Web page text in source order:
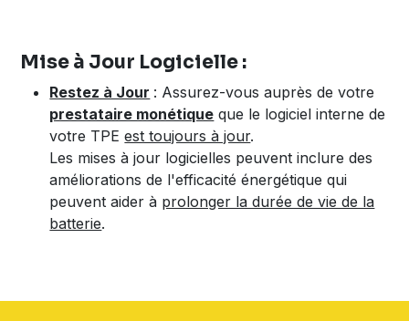
Mise à Jour Logicielle :
Restez à Jour : Assurez-vous auprès de votre
prestataire monétique que le logiciel interne de
votre TPEest toujours à jour.
Les mises à jour logicielles peuvent inclure des
améliorations de l'efficacité énergétique qui
peuvent aider à prolonger la durée de vie de la
batterie.